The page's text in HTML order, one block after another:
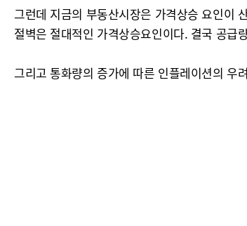
그런데 지금의 부동산시장은 가격상승 요인이
절벽은 절대적인 가격상승요인이다. 결국 공급
그리고 통화량의 증가에 따른 인플레이션의 우